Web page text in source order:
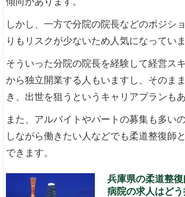
しかし、一方で分院の院長などのポジシ
りもリスクが少ないため人気になっていま
そういった分院の院長を経験して経営ス
から独立開業する人もいますし、そのま
き、出世を狙うというキャリアプランもあ
また、アルバイトやパートの募集も多い
しながら働きたい人などでも柔道整復師
できます。
兵庫県の柔道整
病院の求人はどう